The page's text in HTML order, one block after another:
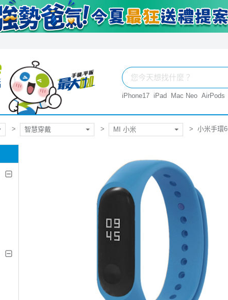
iPhone17 iPad Mac Neo AirPods
智慧穿戴 MI 小米 小米手環